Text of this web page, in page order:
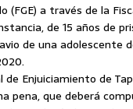
(FGE) a través de la
de 15 años de
de una adolescente
de Enjuiciamiento de
pena, que deberá